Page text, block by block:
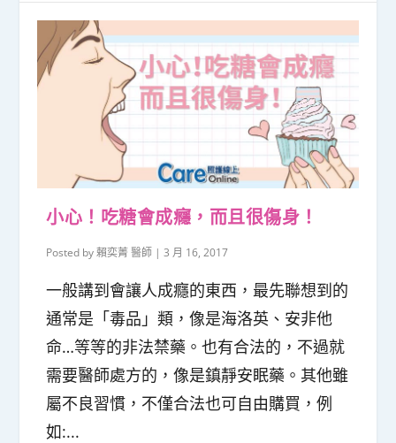
小心！吃糖會成癮，而且很傷身！
Posted by賴奕菁 醫師 |3 月 16, 2017
一般講到會讓人成癮的東西，最先聯想到的
通常是「毒品」類，像是海洛英、安非他
命…等等的非法禁藥。也有合法的，不過就
需要醫師處方的，像是鎮靜安眠藥。其他雖
屬不良習慣，不僅合法也可自由購買，例
如:...